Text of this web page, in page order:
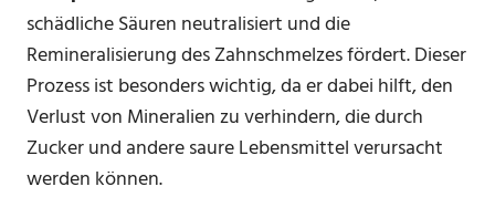
schädliche Säuren neutralisiert und die
Remineralisierung des Zahnschmelzes fördert. Dieser
Prozess ist besonders wichtig, da er dabei hilft, den
Verlust von Mineralien zu verhindern, die durch
Zucker und andere saure Lebensmittel verursacht
werden können.